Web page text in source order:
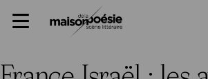
Panneau de gestion des cookies
to
Primary